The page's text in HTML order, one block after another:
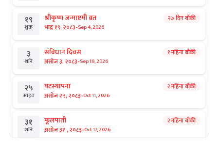
१९
शुक्र
श्रीकृष्ण जन्माष्टमी व्रत
भाद्र १९, २०८३-Sep 4, 2026
२७ दिन बाँकी
३
शनि
संविधान दिवस
असोज ३, २०८३-Sep 19, 2026
१ महिना बाँकी
२५
आइत
घटस्थापना
असोज २५, २०८३-Oct 11, 2026
२ महिना बाँकी
३१
शनि
फूलपाती
असोज ३१ , २०८३-Oct 17, 2026
२ महिना बाँकी